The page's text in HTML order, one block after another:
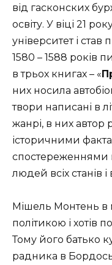
від гасконских
освіту. У віці 21
університет і
1580 – 1588 років
в трьох книгах – «
них носила
твори написані в
жанрі, в них автор
історичними
спостереженнями
людей всіх станів і
Мішель Монтень в
політикою і хотів
Тому його батько
радника в